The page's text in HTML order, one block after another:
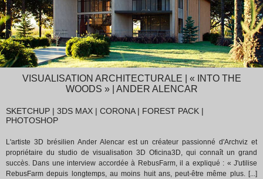
VISUALISATION ARCHITECTURALE | « INTO THE
WOODS » | ANDER ALENCAR
SKETCHUP | 3DS MAX | CORONA | FOREST PACK |
PHOTOSHOP
L'artiste 3D brésilien Ander Alencar est un créateur passionné d'Archviz et
propriétaire du studio de visualisation 3D Oficina3D, qui connaît un grand
succès. Dans une interview accordée à RebusFarm, il a expliqué : « J'utilise
RebusFarm depuis longtemps, au moins huit ans, peut-être même plus. [...]